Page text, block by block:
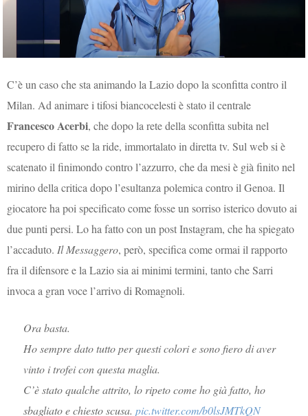
C’è un caso che sta animando la Lazio dopo la sconfitta contro il
Milan. Ad animare i tifosi biancocelesti è stato il centrale
Francesco Acerbi, che dopo la rete della sconfitta subita nel
recupero di fatto se la ride, immortalato in diretta tv. Sul web si è
scatenato il finimondo contro l’azzurro, che da mesi è già finito nel
mirino della critica dopo l’esultanza polemica contro il Genoa. Il
giocatore ha poi specificato come fosse un sorriso isterico dovuto ai
due punti persi. Lo ha fatto con un post Instagram, che ha spiegato
l’accaduto. Il Messaggero, però, specifica come ormai il rapporto
fra il difensore e la Lazio sia ai minimi termini, tanto che Sarri
invoca a gran voce l’arrivo di Romagnoli.
Ora basta.
Ho sempre dato tutto per questi colori e sono fiero di aver
vinto i trofei con questa maglia.
C’è stato qualche attrito, lo ripeto come ho già fatto, ho
sbagliato e chiesto scusa.pic.twitter.com/b0lsJMTkQN